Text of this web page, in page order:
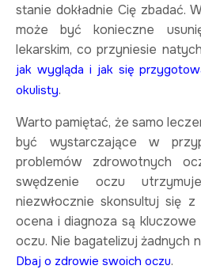
stanie dokładnie Cię zbadać.
może być konieczne
lekarskim, co przyniesie
jak wygląda i jak się
okulisty.
Warto pamiętać, że samo
być wystarczające w
problemów zdrowotnych
swędzenie oczu
niezwłocznie skonsultuj się
ocena i diagnoza są
oczu. Nie bagatelizuj żadnych
Dbaj o zdrowie swoich oczu.